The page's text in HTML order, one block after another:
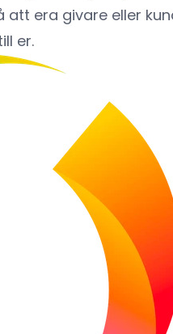
att era givare eller
er.